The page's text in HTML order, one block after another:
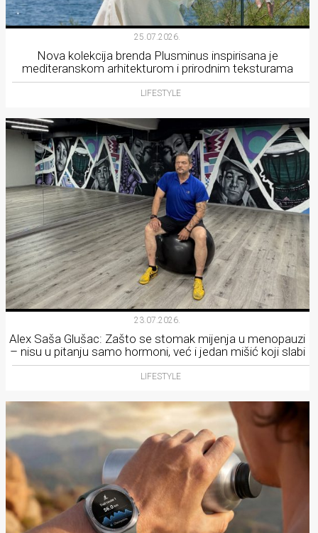
25.07.2026.
Nova kolekcija brenda Plusminus inspirisana je
mediteranskom arhitekturom i prirodnim teksturama
LIFESTYLE
23.07.2026.
Alex Saša Glušac: Zašto se stomak mijenja u menopauzi
– nisu u pitanju samo hormoni, već i jedan mišić koji slabi
LIFESTYLE